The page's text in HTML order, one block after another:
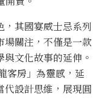
，其國宴威士忌系列
場關注，不僅是一款
文化故事的延伸。
客房」為靈感，延
代設計思維，展現圓